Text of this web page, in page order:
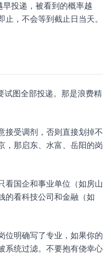
投递，被看到的概率越
，不会等到截止日当天。
图全部投递。那是浪费精
接受调剂，否则直接划掉不
，那启东、水富、岳阳的岗
看国企和事业单位（如房山
的看科技公司和金融（如
位明确写了专业，如果你的
系统过滤。不要抱有侥幸心